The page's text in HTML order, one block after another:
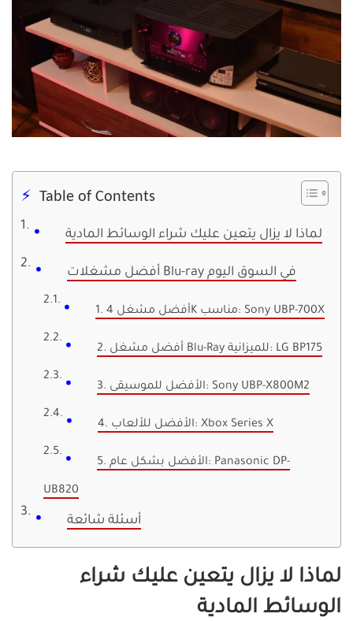
Table of Contents
لماذا لا يزال يتعين عليك شراء الوسائط المادية
أفضل مشغلات Blu-ray في السوق اليوم
1. أفضل مشغل 4K مناسب: Sony UBP-700X
2. أفضل مشغل Blu-Ray للميزانية: LG BP175
3. الأفضل للموسيقى: Sony UBP-X800M2
4. الأفضل للألعاب: Xbox Series X
5. الأفضل بشكل عام: Panasonic DP-
UB820
أسئلة شائعة
لماذا لا يزال يتعين عليك شراء
الوسائط المادية